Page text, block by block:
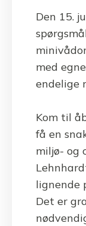
Den 15.
med
endelige
Kom til
få en
miljø- og
lignende
Det er